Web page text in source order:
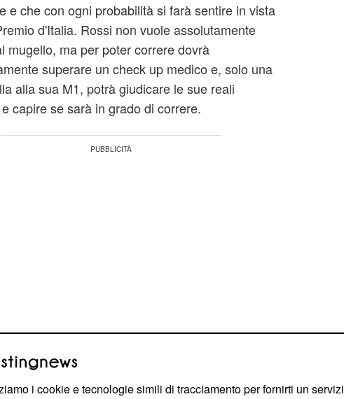
e che con ogni probabilità si farà sentire in vista
d'Italia. Rossi non vuole assolutamente
mugello, ma per poter correre dovrà
superare un check up medico e, solo una
alla sua M1, potrà giudicare le sue reali
capire se sarà in grado di correre.
Rossi ancora in dubbio
i cookie e tecnologie simili di tracciamento per fornirti un